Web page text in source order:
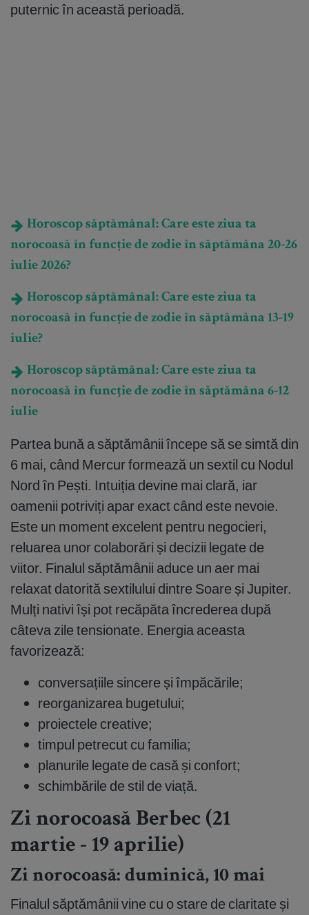
puternic în această perioadă.
Horoscop săptămânal: Care este ziua ta
norocoasă în funcție de zodie în săptămâna 20-26
iulie 2026?
Horoscop săptămânal: Care este ziua ta
norocoasă în funcție de zodie în săptămâna 13-19
iulie?
Horoscop săptămânal: Care este ziua ta
norocoasă în funcție de zodie în săptămâna 6-12
iulie
Partea bună a săptămânii începe să se simtă din
6 mai, când Mercur formează un sextil cu Nodul
Nord în Pești. Intuiția devine mai clară, iar
oamenii potriviți apar exact când este nevoie.
Este un moment excelent pentru negocieri,
reluarea unor colaborări și decizii legate de
viitor. Finalul săptămânii aduce un aer mai
relaxat datorită sextilului dintre Soare și Jupiter.
Mulți nativi își pot recăpăta încrederea după
câteva zile tensionate. Energia aceasta
favorizează:
conversațiile sincere și împăcările;
reorganizarea bugetului;
proiectele creative;
timpul petrecut cu familia;
planurile legate de casă și confort;
schimbările de stil de viață.
Zi norocoasă Berbec (21
martie - 19 aprilie)
Zi norocoasă: duminică, 10 mai
Finalul săptămânii vine cu o stare de claritate și